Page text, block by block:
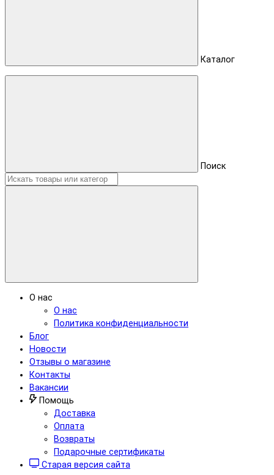
Каталог
Поиск
О нас
О нас
Политика конфиденциальности
Блог
Новости
Отзывы о магазине
Контакты
Вакансии
Помощь
Доставка
Оплата
Возвраты
Подарочные сертификаты
Старая версия сайта